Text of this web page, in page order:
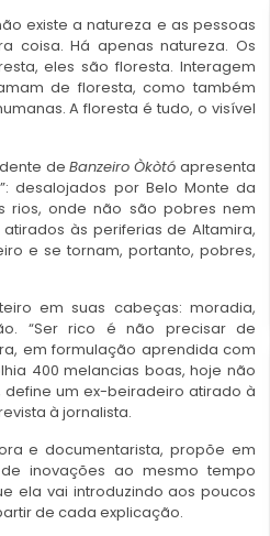
existe a natureza e as pessoas
coisa. Há apenas natureza. Os
eles são floresta. Interagem
de floresta, como também
A floresta é tudo, o visível
de Banzeiro Òkòtóapresenta
desalojados por Belo Monte da
rios, onde não são pobres nem
às periferias de Altamira,
e se tornam, portanto, pobres,
em suas cabeças: moradia,
“Ser rico é não precisar de
em formulação aprendida com
400 melancias boas, hoje não
define um ex-beiradeiro atirado à
à jornalista.
e documentarista, propõe em
inovações ao mesmo tempo
ela vai introduzindo aos poucos
de cada explicação.